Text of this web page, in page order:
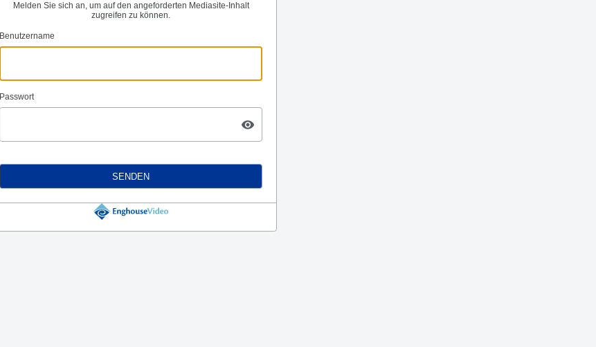
Melden Sie sich an, um auf den angeforderten Mediasite-Inhalt
zugreifen zu können.
Benutzername
Passwort
SENDEN